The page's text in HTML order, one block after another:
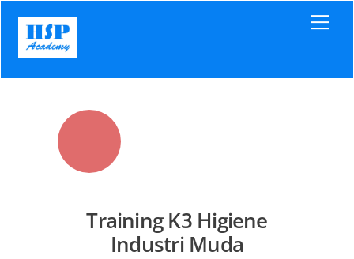
content
Training K3 Higiene
Industri Muda